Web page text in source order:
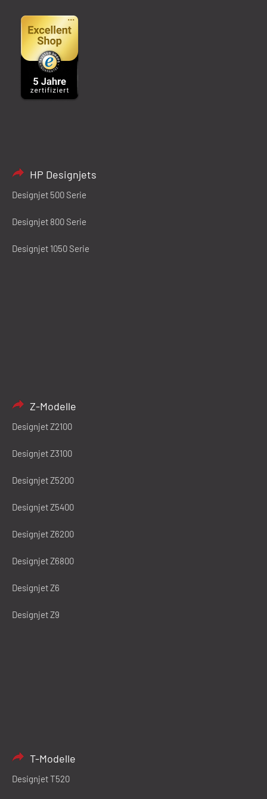
HP Designjets
Designjet 500 Serie
Designjet 800 Serie
Designjet 1050 Serie
Z-Modelle
Designjet Z2100
Designjet Z3100
Designjet Z5200
Designjet Z5400
Designjet Z6200
Designjet Z6800
Designjet Z6
Designjet Z9
T-Modelle
Designjet T520